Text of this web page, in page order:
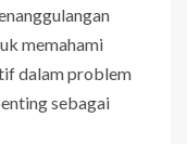
memahami
dalam problem
sebagai